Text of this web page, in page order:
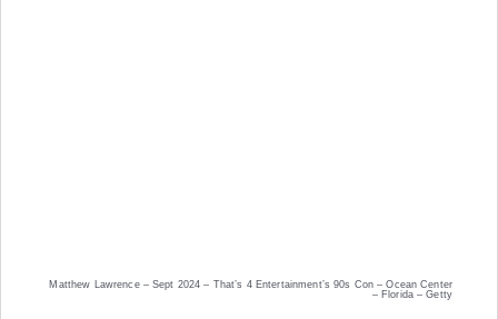
Matthew Lawrence – Sept 2024 – That’s 4 Entertainment’s 90s Con – Ocean Center
– Florida – Getty